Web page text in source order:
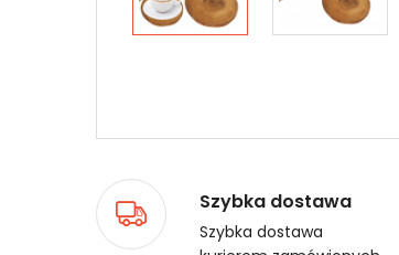
Szybka dostawa
Szybka dostawa